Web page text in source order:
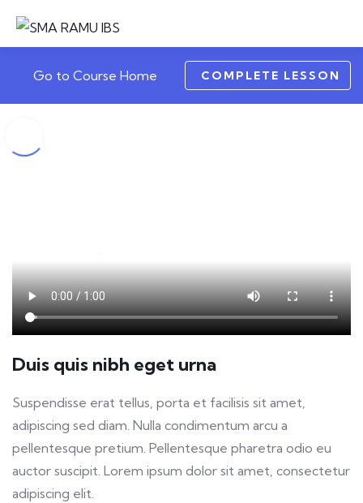
Go to Course Home COMPLETE LESSON
Duis quis nibh eget urna
Suspendisse erat tellus, porta et facilisis sit amet,
adipiscing sed diam. Nulla condimentum arcu a
pellentesque pretium. Pellentesque pharetra odio eu
auctor suscipit. Lorem ipsum dolor sit amet, consectetur
adipiscing elit.